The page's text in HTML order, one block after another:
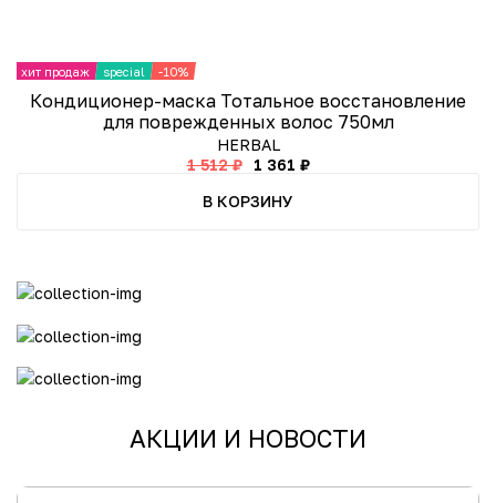
хит продаж special -10%
Кондиционер-маска Тотальное восстановление
для поврежденных волос 750мл
HERBAL
1 512 ₽
1 361 ₽
В КОРЗИНУ
АКЦИИ И НОВОСТИ